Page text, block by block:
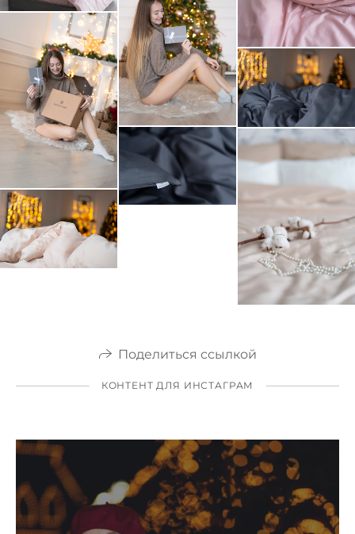
Поделиться ссылкой
КОНТЕНТ ДЛЯ ИНСТАГРАМ